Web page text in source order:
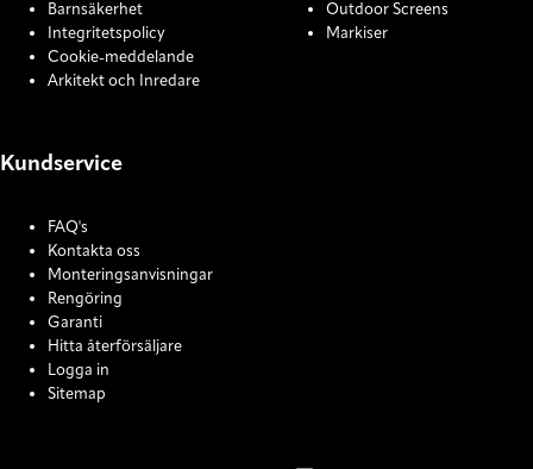
Barnsäkerhet
Integritetspolicy
Cookie-meddelande
Arkitekt och Inredare
Outdoor Screens
Markiser
Kundservice
FAQ's
Kontakta oss
Monteringsanvisningar
Rengöring
Garanti
Hitta återförsäljare
Logga in
Sitemap